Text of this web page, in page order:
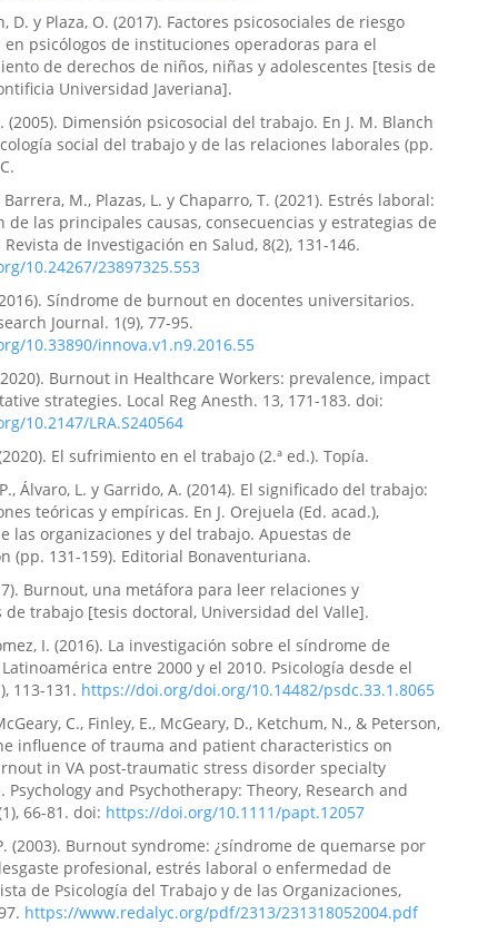
D. y Plaza, O. (2017). Factores psicosociales de riesgo
psicólogos de instituciones operadoras para el
de derechos de niños, niñas y adolescentes [tesis de
Universidad Javeriana].
(2005). Dimensión psicosocial del trabajo. En J. M. Blanch
social del trabajo y de las relaciones laborales (pp.
M., Plazas, L. y Chaparro, T. (2021). Estrés laboral:
de las principales causas, consecuencias y estrategias de
de Investigación en Salud, 8(2), 131-146.
10.24267/23897325.553
Síndrome de burnout en docentes universitarios.
Journal. 1(9), 77-95.
10.33890/innova.v1.n9.2016.55
Burnout in Healthcare Workers: prevalence, impact
strategies. Local Reg Anesth. 13, 171-183. doi:
10.2147/LRA.S240564
El sufrimiento en el trabajo (2.ª ed.). Topía.
Álvaro, L. y Garrido, A. (2014). El significado del trabajo:
teóricas y empíricas. En J. Orejuela (Ed. acad.),
las organizaciones y del trabajo. Apuestas de
(pp. 131-159). Editorial Bonaventuriana.
Burnout, una metáfora para leer relaciones y
de trabajo [tesis doctoral, Universidad del Valle].
I. (2016). La investigación sobre el síndrome de
entre 2000 y el 2010. Psicología desde el
113-131. https://doi.org/doi.org/10.14482/psdc.33.1.8065
C., Finley, E., McGeary, D., Ketchum, N., & Peterson,
influence of trauma and patient characteristics on
in VA post-traumatic stress disorder specialty
Psychology and Psychotherapy: Theory, Research and
66-81. doi: https://doi.org/10.1111/papt.12057
(2003). Burnout syndrome: ¿síndrome de quemarse por
profesional, estrés laboral o enfermedad de
de Psicología del Trabajo y de las Organizaciones,
https://www.redalyc.org/pdf/2313/231318052004.pdf